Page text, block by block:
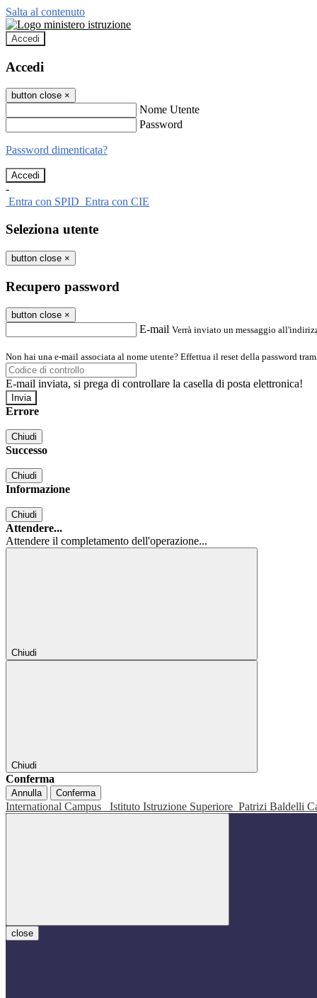
Salta al contenuto
Accedi
Accedi
button close ×
Nome Utente
Password
Password dimenticata?
-
Entra con SPID Entra con CIE
Seleziona utente
button close ×
Recupero password
button close ×
E-mail Verrà inviato un messaggio
Non hai una e-mail associata al nome utente? Effettua il reset della password
E-mail inviata, si prega di controllare la casella di posta elettronica!
Errore
Chiudi
Successo
Chiudi
Informazione
Chiudi
Attendere...
Attendere il completamento dell'operazione...
Chiudi
Chiudi
Conferma
Annulla Conferma
International Campus Istituto Istruzione Superiore Patrizi Baldelli
close